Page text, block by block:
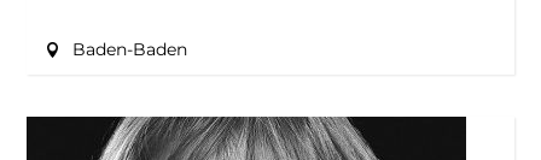
Baden-Baden